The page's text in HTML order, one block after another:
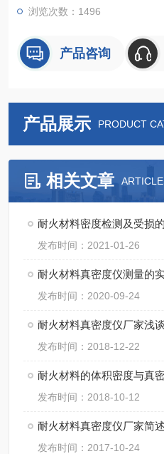
浏览次数：1496
产品咨询
产品展示 PRODUCT
相关文章
耐火材料密度检测及受损
发布时间：2021-01-26
耐火材料真密度仪测量的
发布时间：2020-09-24
发布时间：2018-12-22
耐火材料的体积密度与真
发布时间：2018-10-12
耐火材料真密度仪厂家简
发布时间：2017-10-24